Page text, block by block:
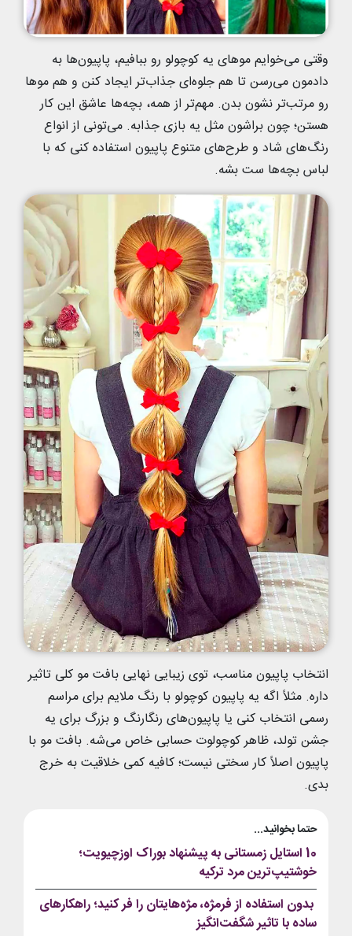
وقتی می‌خوایم موهای یه کوچولو رو ببافیم، پاپیون‌ها به
دادمون می‌رسن تا هم جلوه‌ای جذاب‌تر ایجاد کنن و هم موها
رو مرتب‌تر نشون بدن. مهم‌تر از همه، بچه‌ها عاشق این کار
هستن؛ چون براشون مثل یه بازی جذابه. می‌تونی از انواع
رنگ‌های شاد و طرح‌های متنوع پاپیون استفاده کنی که با
لباس بچه‌ها ست بشه.
انتخاب پاپیون مناسب، توی زیبایی نهایی بافت مو کلی تاثیر
داره. مثلاً اگه یه پاپیون کوچولو با رنگ ملایم برای مراسم
رسمی انتخاب کنی یا پاپیون‌های رنگارنگ و بزرگ برای یه
جشن تولد، ظاهر کوچولوت حسابی خاص می‌شه. بافت مو با
پاپیون اصلاً کار سختی نیست؛ کافیه کمی خلاقیت به خرج
بدی.
حتما بخوانید...
10 استایل زمستانی به پیشنهاد بوراک اوزچیویت؛
خوشتیپ‌ترین مرد ترکیه
بدون‌ استفاده‌ از فرمژه، مژه‌هایتان را فر کنید؛ راهکارهای
ساده با تاثیر شگفت‌انگیز